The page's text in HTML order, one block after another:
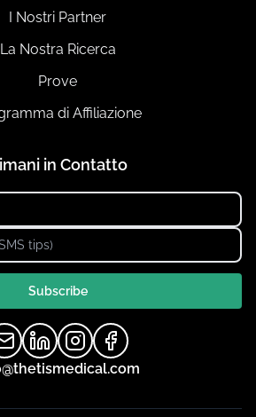
I Nostri Partner
La Nostra Ricerca
Prove
di Affiliazione
in Contatto
Subscribe